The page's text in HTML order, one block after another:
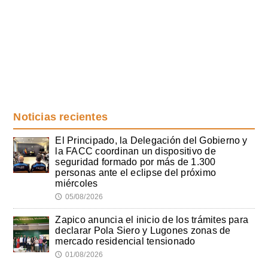
Noticias recientes
El Principado, la Delegación del Gobierno y
la FACC coordinan un dispositivo de
seguridad formado por más de 1.300
personas ante el eclipse del próximo
miércoles
🕔 05/08/2026
Zapico anuncia el inicio de los trámites para
declarar Pola Siero y Lugones zonas de
mercado residencial tensionado
🕔 01/08/2026